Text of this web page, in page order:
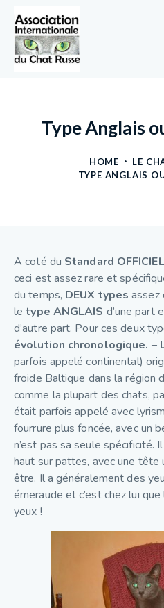
Type Anglais
HOME
LE
TYPE ANGLAIS
A coté du Standard
ceci est assez rare et
du temps, DEUX types assez
letype ANGLAIS d’une part
d’autre part. Pour ces deux
évolution chronologique. –
parfois appelé continental)
froide Baltique dans la région
comme la plupart des chats,
était parfois appelé avec
fourrure plus foncée, avec un
n’est pas sa seule spécificité.
haut sur pattes, avec une tête
être. Il a généralement des
émeraude et c’est chez lui
yeux !